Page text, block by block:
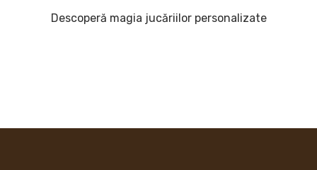
Descoperă magia jucăriilor personalizate